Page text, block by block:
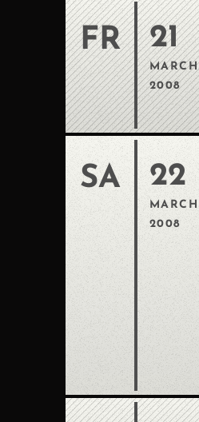
FR 21
MARCH
2008
SA 22
MARCH
2008